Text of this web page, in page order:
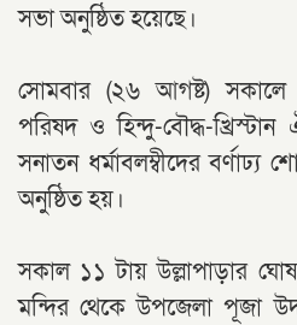
সভা অনুষ্ঠিত হয়েছে।
সোমবার (২৬ আগষ্ট)
পরিষদ ও হিন্দু-বৌদ্ধ-
সনাতন ধর্মাবলম্বীদের
অনুষ্ঠিত হয়।
সকাল ১১ টায় উল্লাপাড়ার
মন্দির থেকে উপজেলা পূজা